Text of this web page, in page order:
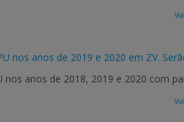
nos anos de 2019 e 2020 em ZV.
anos de 2018, 2019 e 2020 com